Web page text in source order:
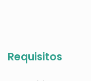
Requisitos